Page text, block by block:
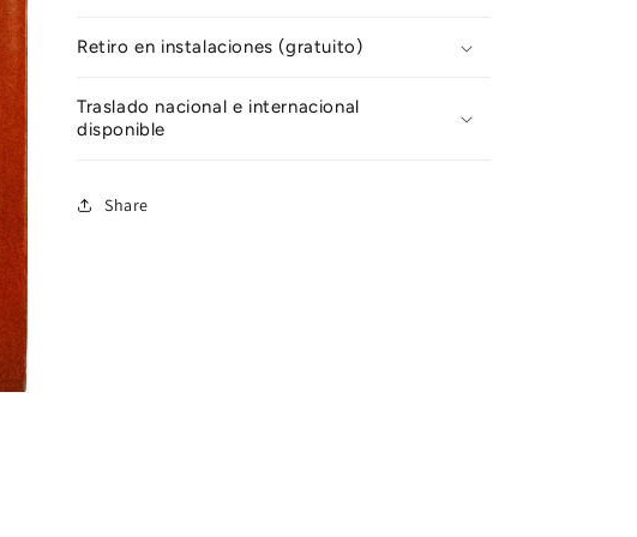
Retiro en instalaciones (gratuito)
Traslado nacional e internacional
disponible
Share